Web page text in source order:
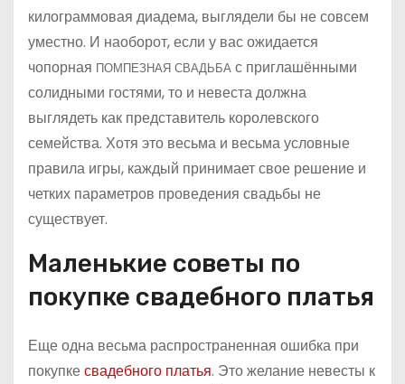
килограммовая диадема, выглядели бы не совсем
уместно. И наоборот, если у вас ожидается
чопорная ПОМПЕЗНАЯ СВАДЬБА с приглашёнными
солидными гостями, то и невеста должна
выглядеть как представитель королевского
семейства. Хотя это весьма и весьма условные
правила игры, каждый принимает свое решение и
четких параметров проведения свадьбы не
существует.
Маленькие советы по
покупке свадебного платья
Еще одна весьма распространенная ошибка при
покупкесвадебного платья. Это желание невесты к